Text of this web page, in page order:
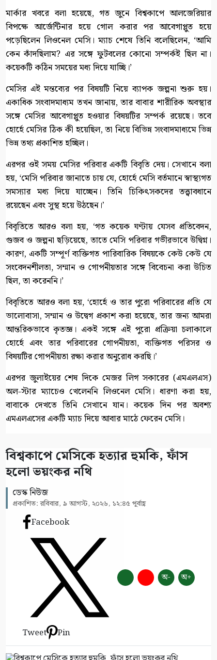
মার্কার খবরে বলা হয়েছে, গত জুনে বিশ্বকাপে আলজেরিয়ার
বিপক্ষে আর্জেন্টিনার হয়ে গোল করার পর আবেগাপ্লুত হয়ে
পড়েছিলেন লিওনেল মেসি। ম্যাচ শেষে তিনি বলেছিলেন, ‘আমি
কেন কাঁদছিলাম? এর সঙ্গে ফুটবলের কোনো সম্পর্কই ছিল না।
কয়েকটি কঠিন সময়ের মধ্য দিয়ে যাচ্ছি।’
মেসির এই মন্তব্যের পর বিষয়টি নিয়ে ব্যাপক জল্পনা শুরু হয়।
একাধিক সংবাদমাধ্যম তখন জানায়, তার বাবার শারীরিক অবস্থার
সঙ্গে মেসির আবেগাপ্লুত হওয়ার বিষয়টির সম্পর্ক রয়েছে। তবে
হোর্হে মেসির ঠিক কী হয়েছিল, তা নিয়ে বিভিন্ন সংবাদমাধ্যমে ভিন্ন
ভিন্ন তথ্য প্রকাশিত হচ্ছিল।
এরপর ওই সময় মেসির পরিবার একটি বিবৃতি দেয়। সেখানে বলা
হয়, ‘মেসি পরিবার জানাতে চায় যে, হোর্হে মেসি বর্তমানে স্বাস্থ্যগত
সমস্যার মধ্য দিয়ে যাচ্ছেন। তিনি চিকিৎসকদের তত্ত্বাবধানে
রয়েছেন এবং সুস্থ হয়ে উঠছেন।’
বিবৃতিতে আরও বলা হয়, ‘গত কয়েক ঘণ্টায় যেসব প্রতিবেদন,
গুজব ও জল্পনা ছড়িয়েছে, তাতে মেসি পরিবার গভীরভাবে উদ্বিগ্ন।
কারণ, একটি সম্পূর্ণ ব্যক্তিগত পারিবারিক বিষয়কে কেউ কেউ যে
সংবেদনশীলতা, সম্মান ও গোপনীয়তার সঙ্গে বিবেচনা করা উচিত
ছিল, তা করেননি।’
বিবৃতিতে আরও বলা হয়, ‘হোর্হে ও তার পুরো পরিবারের প্রতি যে
ভালোবাসা, সম্মান ও উদ্বেগ প্রকাশ করা হয়েছে, তার জন্য আমরা
আন্তরিকভাবে কৃতজ্ঞ। একই সঙ্গে এই পুরো প্রক্রিয়া চলাকালে
হোর্হে এবং তার পরিবারের গোপনীয়তা, ব্যক্তিগত পরিসর ও
বিষয়টির গোপনীয়তা রক্ষা করার অনুরোধ করছি।’
এরপর জুলাইয়ের শেষ দিকে মেজর লিগ সকারের (এমএলএস)
অল-স্টার ম্যাচেও খেলেননি লিওনেল মেসি। ধারণা করা হয়,
বাবাকে দেখতে তিনি সেখানে যান। কয়েক দিন পর অবশ্য
এমএলএসের একটি ম্যাচ দিয়ে আবার মাঠে ফেরেন মেসি।
বিশ্বকাপে মেসিকে হত্যার হুমকি, ফাঁস
হলো ভয়ংকর নথি
ডেস্ক নিউজ
প্রকাশিত: রবিবার, ৯ আগস্ট, ২০২৬, ১২:৪৫ পূর্বাহ্ণ
Facebook
Tweet Pin
অ- অ+